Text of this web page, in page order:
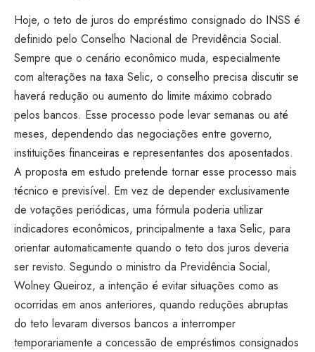
Hoje, o teto de juros do empréstimo consignado do INSS é
definido pelo Conselho Nacional de Previdência Social.
Sempre que o cenário econômico muda, especialmente
com alterações na taxa Selic, o conselho precisa discutir se
haverá redução ou aumento do limite máximo cobrado
pelos bancos. Esse processo pode levar semanas ou até
meses, dependendo das negociações entre governo,
instituições financeiras e representantes dos aposentados.
A proposta em estudo pretende tornar esse processo mais
técnico e previsível. Em vez de depender exclusivamente
de votações periódicas, uma fórmula poderia utilizar
indicadores econômicos, principalmente a taxa Selic, para
orientar automaticamente quando o teto dos juros deveria
ser revisto. Segundo o ministro da Previdência Social,
Wolney Queiroz, a intenção é evitar situações como as
ocorridas em anos anteriores, quando reduções abruptas
do teto levaram diversos bancos a interromper
temporariamente a concessão de empréstimos consignados